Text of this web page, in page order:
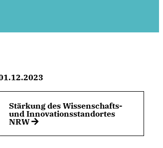
Stärkung des Wissenschafts-
und Innovationsstandortes
NRW